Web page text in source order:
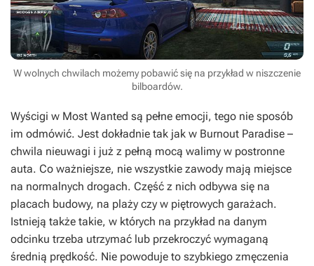
W wolnych chwilach możemy pobawić się na przykład w niszczenie
bilboardów.
Wyścigi w Most Wanted są pełne emocji, tego nie sposób
im odmówić. Jest dokładnie tak jak w Burnout Paradise –
chwila nieuwagi i już z pełną mocą walimy w postronne
auta. Co ważniejsze, nie wszystkie zawody mają miejsce
na normalnych drogach. Część z nich odbywa się na
placach budowy, na plaży czy w piętrowych garażach.
Istnieją także takie, w których na przykład na danym
odcinku trzeba utrzymać lub przekroczyć wymaganą
średnią prędkość. Nie powoduje to szybkiego zmęczenia